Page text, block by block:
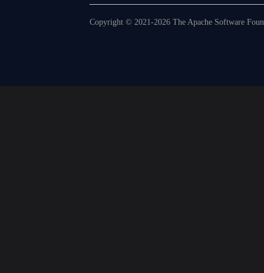
Copyright © 2021-2026 The Apache Software